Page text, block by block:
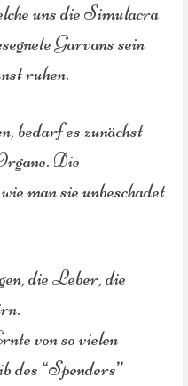
uns die Simulacra
Garvans sein
ruhen.
bedarf es zunächst
Die
man sie unbeschadet
die Leber, die
von so vielen
des “Spenders”